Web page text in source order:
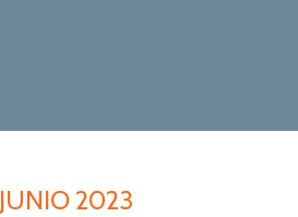
JUNIO 2023